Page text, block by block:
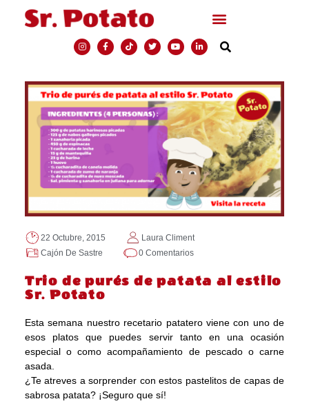
22 Octubre, 2015
Laura Climent
Cajón De Sastre
0 Comentarios
Trio de purés de patata al estilo
Sr. Potato
Esta semana nuestro recetario patatero viene con uno de
esos platos que puedes servir tanto en una ocasión
especial o como acompañamiento de pescado o carne
asada.
¿Te atreves a sorprender con estos pastelitos de capas de
sabrosa patata? ¡Seguro que sí!